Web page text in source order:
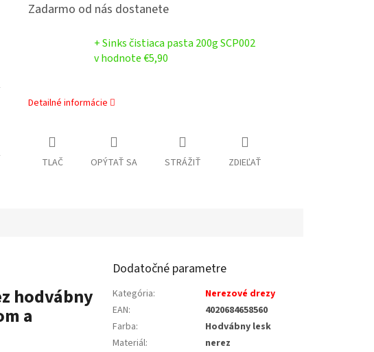
Zadarmo od nás dostanete
+ Sinks čistiaca pasta 200g SCP002
v hodnote €5,90
Detailné informácie
TLAČ OPÝTAŤ SA STRÁŽIŤ ZDIEĽAŤ
hodvábny
a
Dodatočné parametre
Kategória:
Nerezové drezy
EAN:
4020684658560
Farba:
Hodvábny lesk
Materiál:
nerez